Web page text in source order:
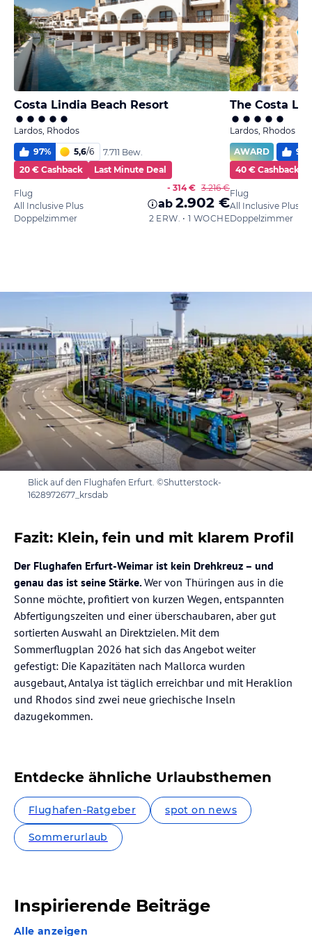
Costa Lindia Beach Resort
Lardos, Rhodos
97% 5,6/6
7.711 Bew.
20 € Cashback
Last Minute Deal
Flug
All Inclusive Plus
Doppelzimmer
- 314 € 3.216 €
ab 2.902 €
2 ERW. • 1 WOCHE
Lardos, Rhodos
AWARD
97
40 € Cashback
Flug
All Inclusive Plus
Doppelzimmer
Blick auf den Flughafen Erfurt. ©Shutterstock-
1628972677_krsdab
Fazit: Klein, fein und mit klarem Profil
Der Flughafen Erfurt-Weimar ist kein Drehkreuz – und
genau das ist seine Stärke.Wer von Thüringen aus in die
Sonne möchte, profitiert von kurzen Wegen, entspannten
Abfertigungszeiten und einer überschaubaren, aber gut
sortierten Auswahl an Direktzielen. Mit dem
Sommerflugplan 2026 hat sich das Angebot weiter
gefestigt: Die Kapazitäten nach Mallorca wurden
ausgebaut, Antalya ist täglich erreichbar und mit Heraklion
und Rhodos sind zwei neue griechische Inseln
dazugekommen.
Entdecke ähnliche Urlaubsthemen
Flughafen-Ratgeber spot on news
Sommerurlaub
Inspirierende Beiträge
Alle anzeigen